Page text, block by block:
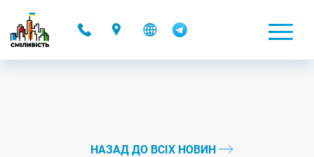
НАЗАД ДО ВСІХ НОВИН